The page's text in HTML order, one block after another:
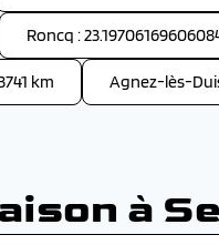
Roncq :
km Agnez-lès-
à